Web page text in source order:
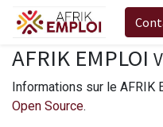
AFRIK EMPLOI
Informations sur le AFRIK
Open Source.